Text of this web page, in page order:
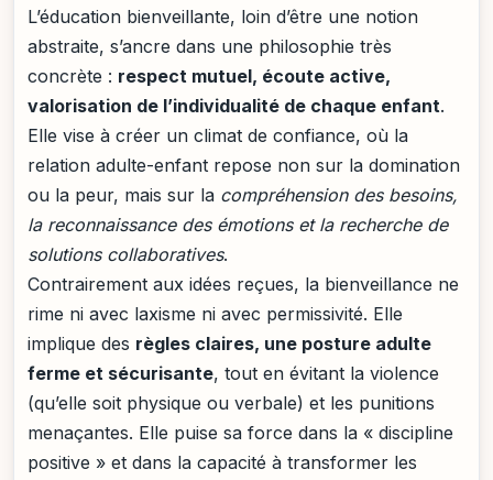
L’éducation bienveillante, loin d’être une notion
abstraite, s’ancre dans une philosophie très
concrète : respect mutuel, écoute active,
valorisation de l’individualité de chaque enfant.
Elle vise à créer un climat de confiance, où la
relation adulte-enfant repose non sur la domination
ou la peur, mais sur la compréhension des besoins,
la reconnaissance des émotions et la recherche de
solutions collaboratives.
Contrairement aux idées reçues, la bienveillance ne
rime ni avec laxisme ni avec permissivité. Elle
implique des règles claires, une posture adulte
ferme et sécurisante, tout en évitant la violence
(qu’elle soit physique ou verbale) et les punitions
menaçantes. Elle puise sa force dans la « discipline
positive » et dans la capacité à transformer les